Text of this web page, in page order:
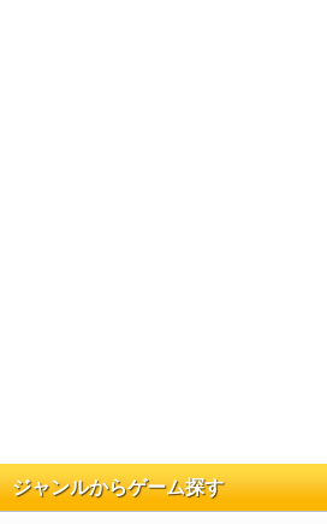
ジャンルからゲーム探す